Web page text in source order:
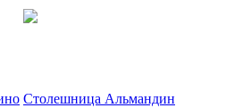
Столешница Альмандин